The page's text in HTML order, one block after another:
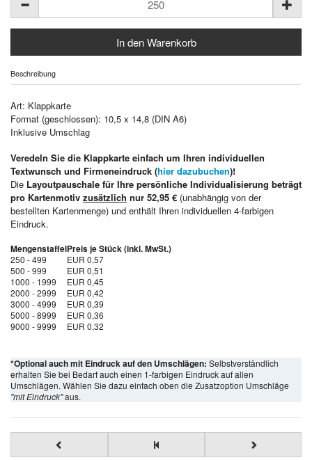
Beschreibung
Art: Klappkarte
Format (geschlossen): 10,5 x 14,8 (DIN A6)
Inklusive Umschlag
Veredeln Sie die Klappkarte einfach um Ihren individuellen
Textwunsch und Firmeneindruck (hier dazubuchen)!
Die Layoutpauschale für Ihre persönliche Individualisierung beträgt
pro Kartenmotiv zusätzlich nur 52,95 € (unabhängig von der
bestellten Kartenmenge) und enthält Ihren individuellen 4-farbigen
Eindruck.
MengenstaffelPreis je Stück (inkl. MwSt.)
250 - 499
EUR 0,57
500 - 999
EUR 0,51
1000 - 1999
EUR 0,45
2000 - 2999
EUR 0,42
3000 - 4999
EUR 0,39
5000 - 8999
EUR 0,36
9000 - 9999
EUR 0,32
*Optional auch mit Eindruck auf den Umschlägen: Selbstverständlich
erhalten Sie bei Bedarf auch einen 1-farbigen Eindruck auf allen
Umschlägen. Wählen Sie dazu einfach oben die Zusatzoption Umschläge
"mit Eindruck"aus.